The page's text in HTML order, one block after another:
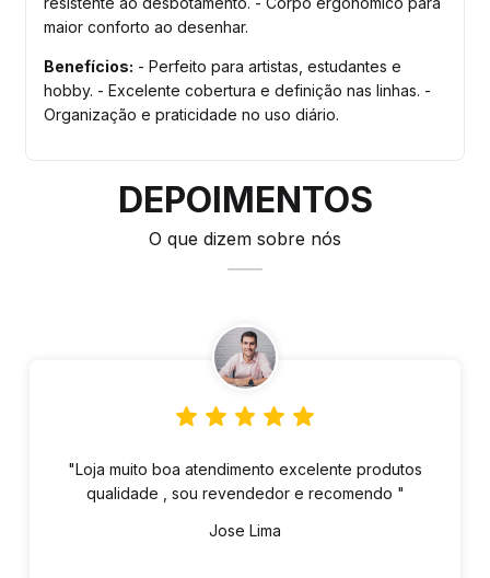
maior conforto ao desenhar.
Benefícios: - Perfeito para artistas, estudantes e
hobby. - Excelente cobertura e definição nas linhas. -
Organização e praticidade no uso diário.
DEPOIMENTOS
O que dizem sobre nós
"Loja muito boa atendimento excelente produtos
qualidade , sou revendedor e recomendo "
Jose Lima